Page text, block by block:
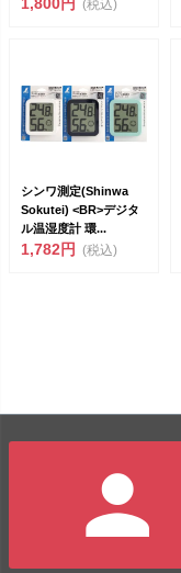
(税込)
シンワ測定(Shinwa
Sokutei) <BR>デジタ
ル温湿度計 環...
1,782円 (税込)